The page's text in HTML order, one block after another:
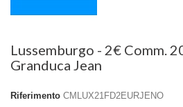
Lussemburgo - 2€ Comm.
Granduca Jean
Riferimento CMLUX21FD2EURJENO